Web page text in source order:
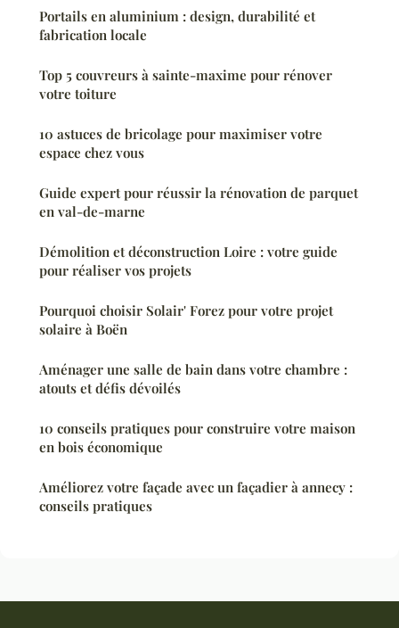
Portails en aluminium : design, durabilité et
fabrication locale
Top 5 couvreurs à sainte-maxime pour rénover
votre toiture
10 astuces de bricolage pour maximiser votre
espace chez vous
Guide expert pour réussir la rénovation de parquet
en val-de-marne
Démolition et déconstruction Loire : votre guide
pour réaliser vos projets
Pourquoi choisir Solair' Forez pour votre projet
solaire à Boën
Aménager une salle de bain dans votre chambre :
atouts et défis dévoilés
10 conseils pratiques pour construire votre maison
en bois économique
Améliorez votre façade avec un façadier à annecy :
conseils pratiques